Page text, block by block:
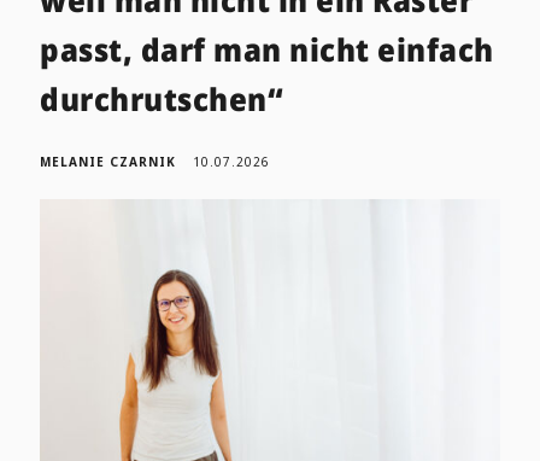
passt, darf man nicht einfach
durchrutschen“
MELANIE CZARNIK 10.07.2026